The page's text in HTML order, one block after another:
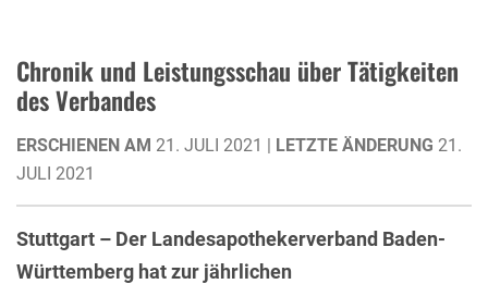
Chronik und Leistungsschau über Tätigkeiten
des Verbandes
ERSCHIENEN AM 21. JULI 2021 | LETZTE ÄNDERUNG 21.
JULI 2021
Stuttgart – Der Landesapothekerverband Baden-
Württemberg hat zur jährlichen